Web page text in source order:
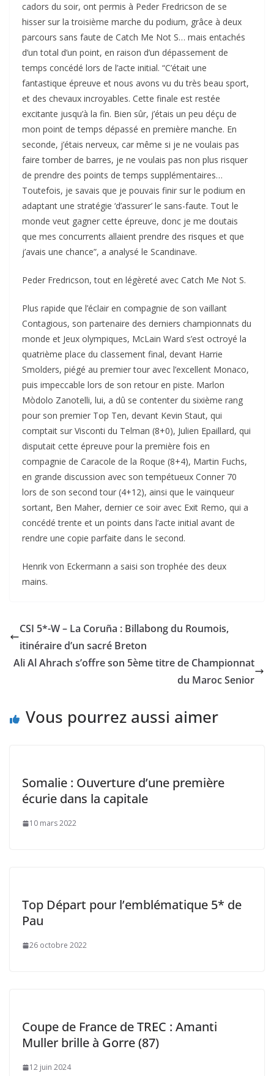
cadors du soir, ont permis à Peder Fredricson de se
hisser sur la troisième marche du podium, grâce à deux
parcours sans faute de Catch Me Not S… mais entachés
d’un total d’un point, en raison d’un dépassement de
temps concédé lors de l’acte initial. “C’était une
fantastique épreuve et nous avons vu du très beau sport,
et des chevaux incroyables. Cette finale est restée
excitante jusqu’à la fin. Bien sûr, j’étais un peu déçu de
mon point de temps dépassé en première manche. En
seconde, j’étais nerveux, car même si je ne voulais pas
faire tomber de barres, je ne voulais pas non plus risquer
de prendre des points de temps supplémentaires…
Toutefois, je savais que je pouvais finir sur le podium en
adaptant une stratégie ‘d’assurer’ le sans-faute. Tout le
monde veut gagner cette épreuve, donc je me doutais
que mes concurrents allaient prendre des risques et que
j’avais une chance”, a analysé le Scandinave.
Peder Fredricson, tout en légèreté avec Catch Me Not S.
Plus rapide que l’éclair en compagnie de son vaillant
Contagious, son partenaire des derniers championnats du
monde et Jeux olympiques, McLain Ward s’est octroyé la
quatrième place du classement final, devant Harrie
Smolders, piégé au premier tour avec l’excellent Monaco,
puis impeccable lors de son retour en piste. Marlon
Mòdolo Zanotelli, lui, a dû se contenter du sixième rang
pour son premier Top Ten, devant Kevin Staut, qui
comptait sur Visconti du Telman (8+0), Julien Epaillard, qui
disputait cette épreuve pour la première fois en
compagnie de Caracole de la Roque (8+4), Martin Fuchs,
en grande discussion avec son tempétueux Conner 70
lors de son second tour (4+12), ainsi que le vainqueur
sortant, Ben Maher, dernier ce soir avec Exit Remo, qui a
concédé trente et un points dans l’acte initial avant de
rendre une copie parfaite dans le second.
Henrik von Eckermann a saisi son trophée des deux
mains.
CSI 5*-W – La Coruña : Billabong du Roumois,
itinéraire d’un sacré Breton
Ali Al Ahrach s’offre son 5ème titre de Championnat
du Maroc Senior
Vous pourrez aussi aimer
Somalie : Ouverture d’une première
écurie dans la capitale
10 mars 2022
Top Départ pour l’emblématique 5* de
Pau
26 octobre 2022
Coupe de France de TREC : Amanti
Muller brille à Gorre (87)
12 juin 2024